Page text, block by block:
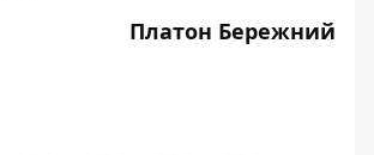
Платон Бережний